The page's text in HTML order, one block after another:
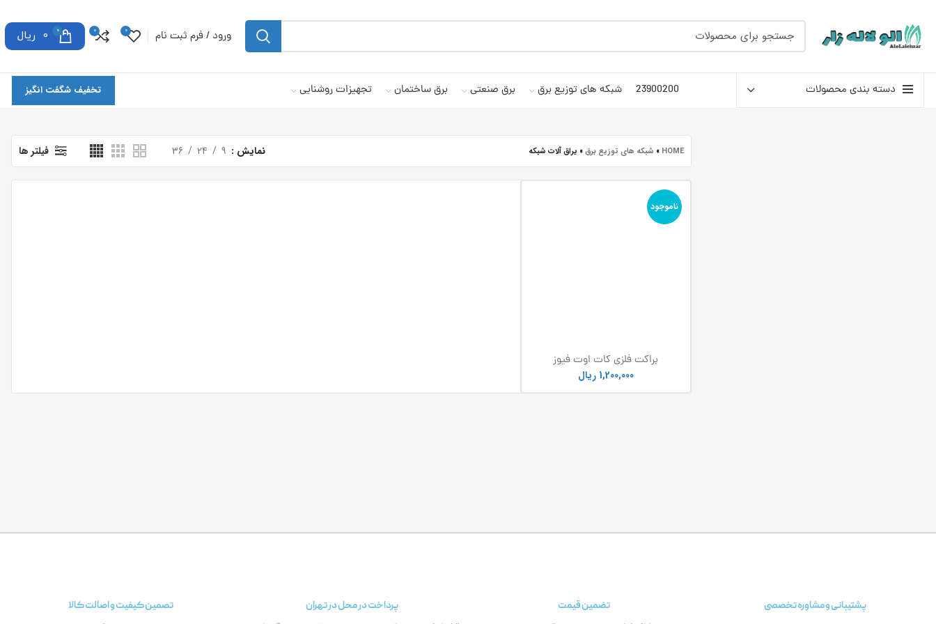
ورود / فرم ثبت نام 0
0
0
0 ریال
دسته بندی محصولات 23900200 شبکه های توزیع برق برق صنعتی برق ساختمان تجهیزات روشنایی تخفیف شگفت انگیز
HOME
» شبکه های توزیع برق» یراق آلات شبکه نمایش 9
24
36 فیلتر ها
ناموجود
براکت فلزی کات اوت فیوز
1,200,000 ریال
پشتیبانی و مشاوره تخصصی تضمین قیمت پرداخت در محل در تهران تصمین کیفیت و اصالت کالا